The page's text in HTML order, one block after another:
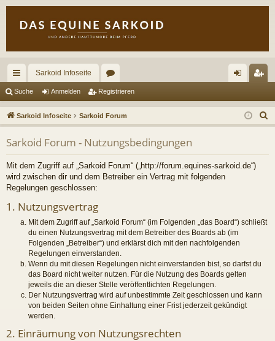
ch
ne
llz
ug
riff
Sarkoid Infoseite
or
en m
el
n
ist
rie
Suche Anmelden Registrieren
Sarkoid Infoseite Sarkoid Forum
u
Sarkoid Forum - Nutzungsbedingungen
Mit dem Zugriff auf „Sarkoid Forum“ („http://forum.equines-sarkoid.de“)
wird zwischen dir und dem Betreiber ein Vertrag mit folgenden
Regelungen geschlossen:
1. Nutzungsvertrag
Mit dem Zugriff auf „Sarkoid Forum“ (im Folgenden „das Board“) schließt
du einen Nutzungsvertrag mit dem Betreiber des Boards ab (im
Folgenden „Betreiber“) und erklärst dich mit den nachfolgenden
Regelungen einverstanden.
Wenn du mit diesen Regelungen nicht einverstanden bist, so darfst du
das Board nicht weiter nutzen. Für die Nutzung des Boards gelten
jeweils die an dieser Stelle veröffentlichten Regelungen.
Der Nutzungsvertrag wird auf unbestimmte Zeit geschlossen und kann
von beiden Seiten ohne Einhaltung einer Frist jederzeit gekündigt
werden.
2. Einräumung von Nutzungsrechten